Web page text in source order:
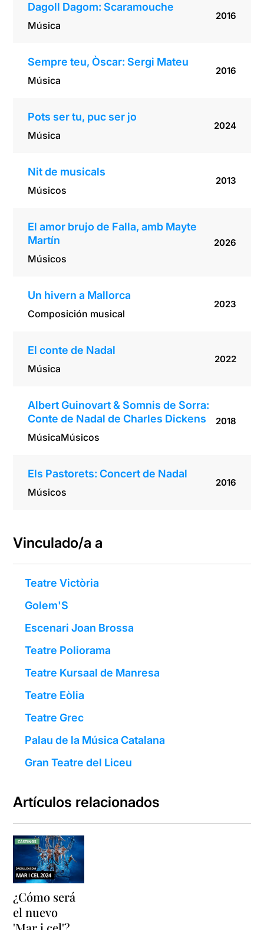
Dagoll Dagom: Scaramouche
Música
2016
Sempre teu, Òscar: Sergi Mateu
Música
2016
Pots ser tu, puc ser jo
Música
2024
Nit de musicals
Músicos
2013
El amor brujo de Falla, amb Mayte
Martín
Músicos
2026
Un hivern a Mallorca
Composición musical
2023
El conte de Nadal
Música
2022
Albert Guinovart & Somnis de Sorra:
Conte de Nadal de Charles Dickens
MúsicaMúsicos
2018
Els Pastorets: Concert de Nadal
Músicos
2016
Vinculado/a a
Teatre Victòria
Golem'S
Escenari Joan Brossa
Teatre Poliorama
Teatre Kursaal de Manresa
Teatre Eòlia
Teatre Grec
Palau de la Música Catalana
Gran Teatre del Liceu
Artículos relacionados
¿Cómo será
el nuevo